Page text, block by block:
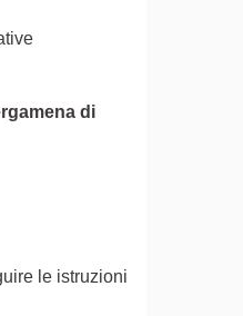
di
le istruzioni